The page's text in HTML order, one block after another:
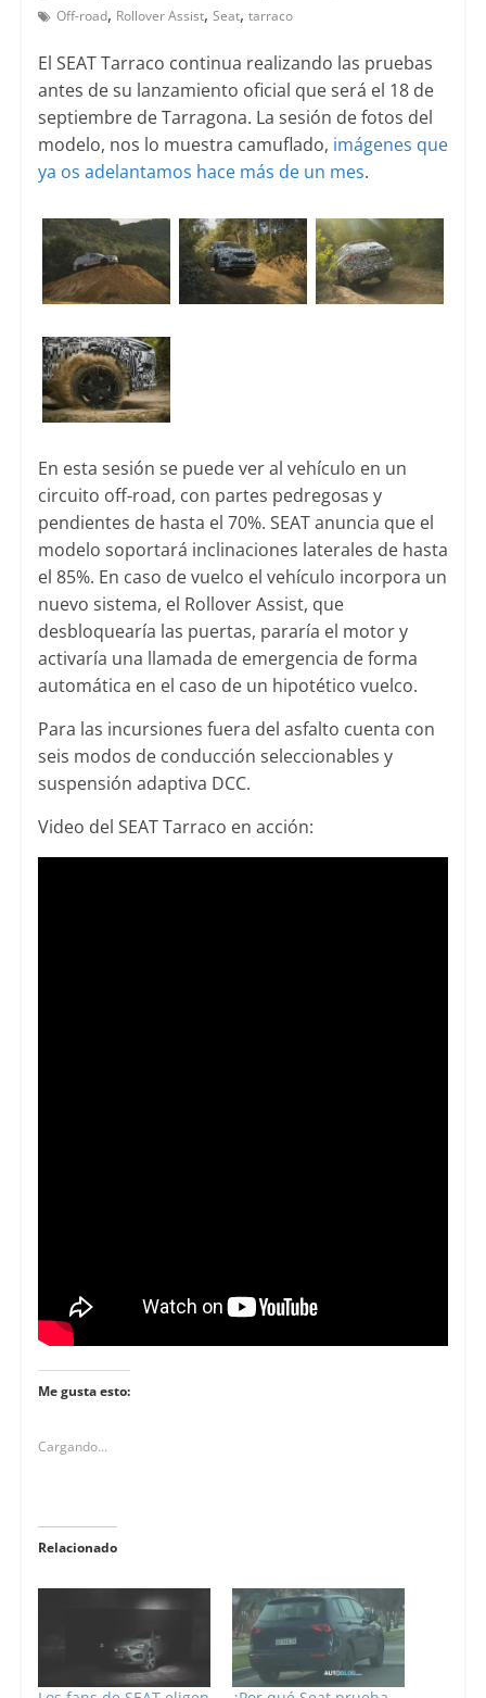
Off-road, Rollover Assist, Seat, tarraco
El SEAT Tarraco continua realizando las pruebas
antes de su lanzamiento oficial que será el 18 de
septiembre de Tarragona. La sesión de fotos del
modelo, nos lo muestra camuflado, imágenes que
ya os adelantamos hace más de un mes.
En esta sesión se puede ver al vehículo en un
circuito off-road, con partes pedregosas y
pendientes de hasta el 70%. SEAT anuncia que el
modelo soportará inclinaciones laterales de hasta
el 85%. En caso de vuelco el vehículo incorpora un
nuevo sistema, el Rollover Assist, que
desbloquearía las puertas, pararía el motor y
activaría una llamada de emergencia de forma
automática en el caso de un hipotético vuelco.
Para las incursiones fuera del asfalto cuenta con
seis modos de conducción seleccionables y
suspensión adaptiva DCC.
Video del SEAT Tarraco en acción:
Me gusta esto:
Cargando...
Relacionado